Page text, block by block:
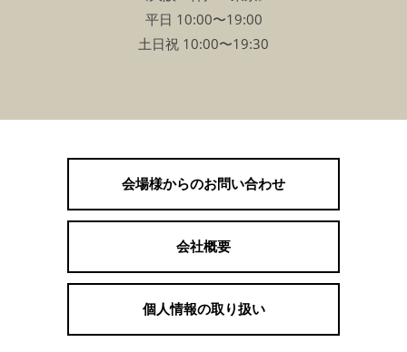
平日 10:00〜19:00
土日祝 10:00〜19:30
会場様からのお問い合わせ
会社概要
個人情報の取り扱い